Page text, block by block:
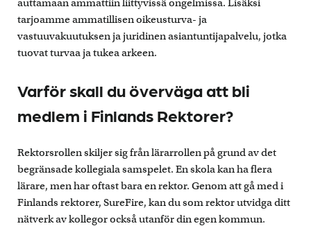
auttamaan ammattiin liittyvissä ongelmissa. Lisäksi
tarjoamme ammatillisen oikeusturva- ja
vastuuvakuutuksen ja juridinen asiantuntijapalvelu, jotka
tuovat turvaa ja tukea arkeen.
Varför skall du överväga att bli
medlem i Finlands Rektorer?
Rektorsrollen skiljer sig från lärarrollen på grund av det
begränsade kollegiala samspelet. En skola kan ha flera
lärare, men har oftast bara en rektor. Genom att gå med i
Finlands rektorer, SureFire, kan du som rektor utvidga ditt
nätverk av kollegor också utanför din egen kommun.